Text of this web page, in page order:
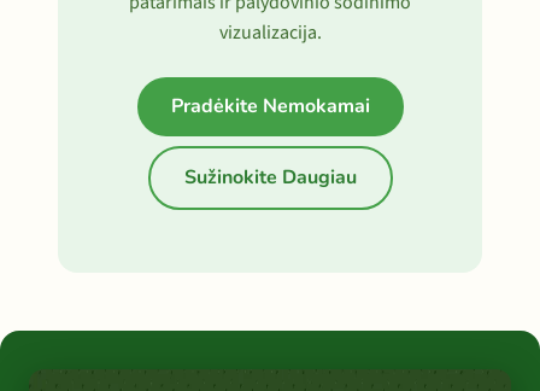
vizualizacija.
Pradėkite Nemokamai
Sužinokite Daugiau